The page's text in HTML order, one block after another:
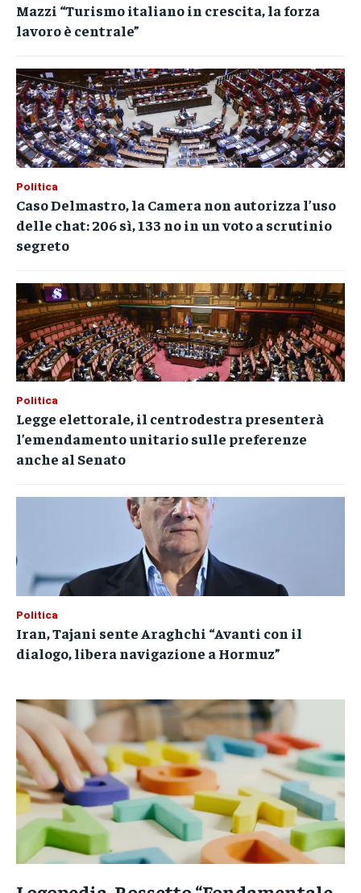
Mazzi “Turismo italiano in crescita, la forza
lavoro è centrale”
Politica
Caso Delmastro, la Camera non autorizza l’uso
delle chat: 206 sì, 133 no in un voto a scrutinio
segreto
Politica
Legge elettorale, il centrodestra presenterà
l’emendamento unitario sulle preferenze
anche al Senato
Politica
Iran, Tajani sente Araghchi “Avanti con il
dialogo, libera navigazione a Hormuz”